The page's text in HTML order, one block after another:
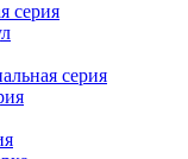
серия
серия